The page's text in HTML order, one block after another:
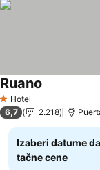
1 Zvezdice
Hotel
Ruano
6,7 2.218
Izaberi datume
tačne cene